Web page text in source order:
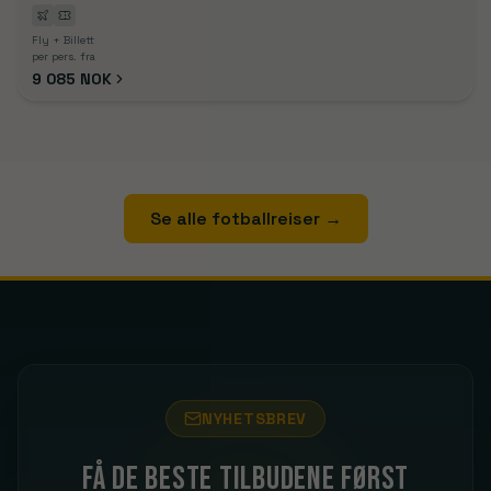
Fly + Billett
per pers. fra
9 085 NOK
Se alle fotballreiser→
NYHETSBREV
Få de beste tilbudene først